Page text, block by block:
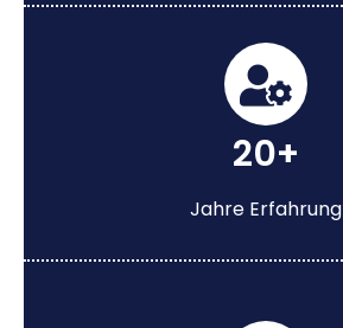
20+
Jahre Erfahrung